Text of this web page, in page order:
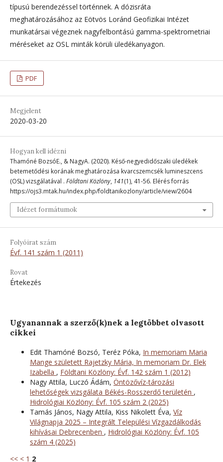
típusú berendezéssel történnek. A dózisráta
meghatározásához az Eötvös Loránd Geofizikai Intézet
munkatársai végeznek nagyfelbontású gamma-spektrometriai
méréseket az OSL minták körüli üledékanyagon.
PDF
Megjelent
2020-03-20
Hogyan kell idézni
Thamóné BozsóE., & NagyA. (2020). Késő-negyedidőszaki üledékek
betemetődési korának meghatározása kvarcszemcsék lumineszcens
(OSL) vizsgálatával . Földtani Közlöny, 141(1), 41-56. Elérés forrás
https://ojs3.mtak.hu/index.php/foldtanikozlony/article/view/2604
Idézet formátumok
Folyóirat szám
Évf. 141 szám 1 (2011)
Rovat
Értekezés
Ugyanannak a szerző(k)nek a legtöbbet olvasott
cikkei
Edit Thamóné Bozsó, Teréz Póka, In memoriam Maria
Mange született Rajetzky Mária, In memoriam Dr. Elek
Izabella , Földtani Közlöny: Évf. 142 szám 1 (2012)
Nagy Attila, Luczó Ádám, Öntözővíz-tározási
lehetőségek vizsgálata Békés-Rosszerdő területén ,
Hidrológiai Közlöny: Évf. 105 szám 2 (2025)
Tamás János, Nagy Attila, Kiss Nikolett Éva, Víz
Világnapja 2025 – Integrált Települési Vízgazdálkodás
kihívásai Debrecenben , Hidrológiai Közlöny: Évf. 105
szám 4 (2025)
<< < 1 2